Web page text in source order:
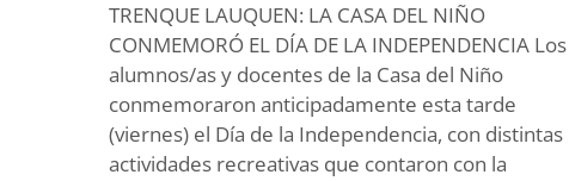
TRENQUE LAUQUEN: LA CASA DEL NIÑO
CONMEMORÓ EL DÍA DE LA INDEPENDENCIA Los
alumnos/as y docentes de la Casa del Niño
conmemoraron anticipadamente esta tarde
(viernes) el Día de la Independencia, con distintas
actividades recreativas que contaron con la